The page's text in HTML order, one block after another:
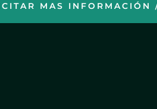
MAS INFORMACIÓN